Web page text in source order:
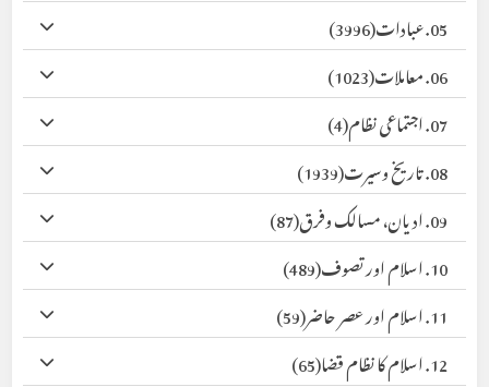
05. عبادات
(3996)
06. معاملات
(1023)
07. اجتماعی نظام
(4)
08. تاریخ وسیرت
(1939)
09. ادیان، مسالک وفرق
(87)
10. اسلام اور تصوف
(489)
11. اسلام اور عصر حاضر
(59)
12. اسلام کا نظام قضا
(65)